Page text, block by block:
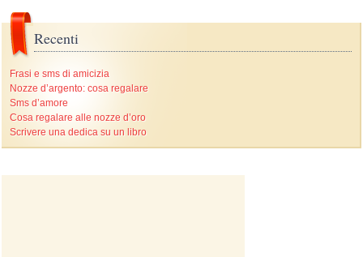
Recenti
Frasi e sms di amicizia
Nozze d’argento: cosa regalare
Sms d’amore
Cosa regalare alle nozze d’oro
Scrivere una dedica su un libro